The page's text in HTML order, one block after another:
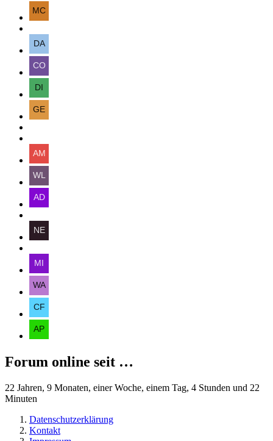
Forum online seit …
22 Jahren, 9 Monaten, einer Woche, einem Tag, 4 Stunden und 22
Minuten
Datenschutzerklärung
Kontakt